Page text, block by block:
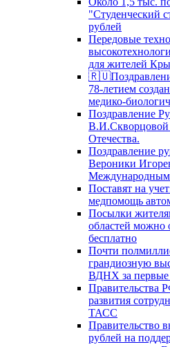
"Студенческий
рублей
Передовые
для жителей
78-летием
медико-
Поздравление
В.И.Скворцовой
Отечества.
Поздравление
Вероники
Поставят на
медпомощь
Посылки
областей можно
бесплатно
Почти
грандиозную
ВДНХ за первые
Правительства
развития
ТАСС
Правительство
рублей на